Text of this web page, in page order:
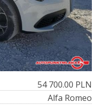
54 700.00 PLN
Alfa Romeo